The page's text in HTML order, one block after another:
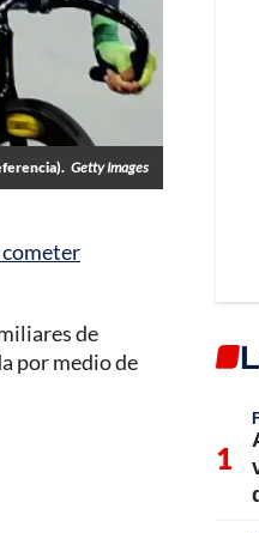
Getty Images
cometer
de
por medio de